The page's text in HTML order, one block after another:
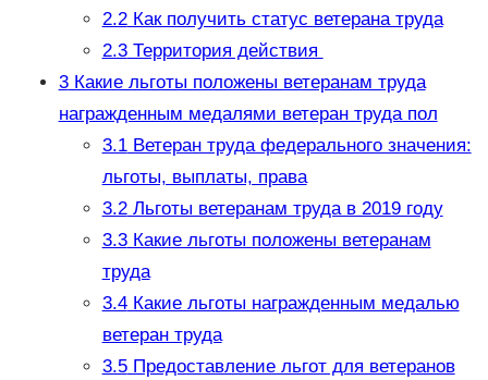
2.2Как получить статус ветерана труда
2.3Территория действия
3Какие льготы положены ветеранам труда
награжденным медалями ветеран труда пол
3.1Ветеран труда федерального значения:
льготы, выплаты, права
3.2Льготы ветеранам труда в 2019 году
3.3Какие льготы положены ветеранам
труда
3.4Какие льготы награжденным медалью
ветеран труда
3.5Предоставление льгот для ветеранов